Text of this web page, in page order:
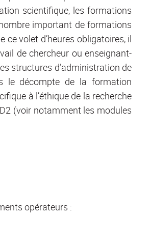
scientifique, les formations
important de formations
ce volet d’heures obligatoires, il
de chercheur ou enseignant-
structures d’administration de
le décompte de la formation
à l’éthique de la recherche
(voir notamment les modules
opérateurs :